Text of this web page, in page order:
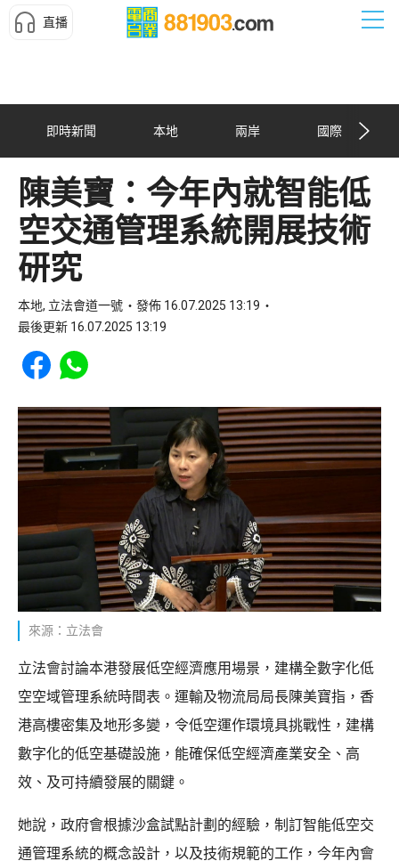
直播
即時新聞 本地 兩岸 國際
陳美寶：今年內就智能低
空交通管理系統開展技術
研究
本地, 立法會道一號
發佈 16.07.2025 13:19
最後更新 16.07.2025 13:19
Share to Facebook
Share to WhatsApp
來源：立法會
立法會討論本港發展低空經濟應用場景，建構全數字化低
空空域管理系統時間表。運輸及物流局局長陳美寶指，香
港高樓密集及地形多變，令低空運作環境具挑戰性，建構
數字化的低空基礎設施，能確保低空經濟產業安全、高
效、及可持續發展的關鍵。
她說，政府會根據沙盒試點計劃的經驗，制訂智能低空交
通管理系統的概念設計，以及技術規範的工作，今年內會